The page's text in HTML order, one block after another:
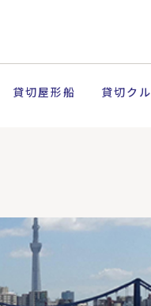
貸切屋形船 貸切ク